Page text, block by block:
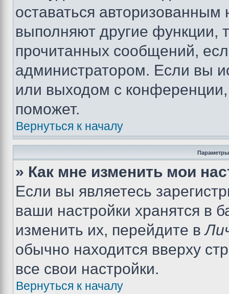
оставаться
выполняют другие функции,
прочитанных сообщений,
администратором. Если вы
или выходом с
поможет.
Вернуться к началу
Параметры
» Как мне изменить мои
Если вы являетесь
ваши настройки хранятся в
изменить их, перейдите в
обычно находится вверху
все свои настройки.
Вернуться к началу